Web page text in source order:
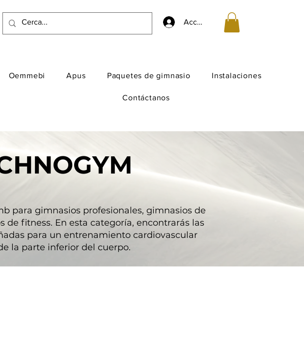
Accedi
Oemmebi Apus Paquetes de gimnasio Instalaciones
Contáctanos
para gimnasios profesionales, gimnasios de
de fitness. En esta categoría, encontrarás las
para un entrenamiento cardiovascular
la parte inferior del cuerpo.